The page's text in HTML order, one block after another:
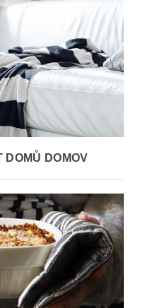
DOMŮ DOMOV